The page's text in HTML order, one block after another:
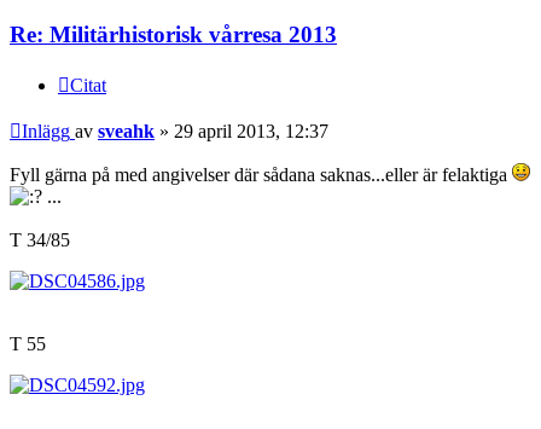
Re: Militärhistorisk vårresa 2013
Citat
Inlägg av sveahk » 29 april 2013, 12:37
Fyll gärna på med angivelser där sådana saknas...eller är felaktiga
...
T 34/85
T 55